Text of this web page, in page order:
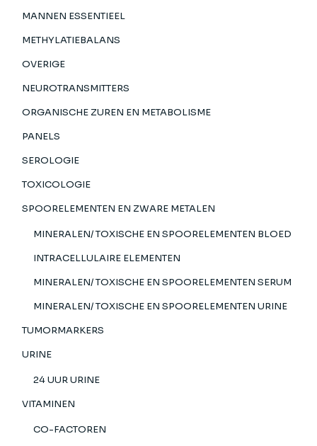
MANNEN ESSENTIEEL
METHYLATIEBALANS
OVERIGE
NEUROTRANSMITTERS
ORGANISCHE ZUREN EN METABOLISME
PANELS
SEROLOGIE
TOXICOLOGIE
SPOORELEMENTEN EN ZWARE METALEN
MINERALEN/ TOXISCHE EN SPOORELEMENTEN BLOED
INTRACELLULAIRE ELEMENTEN
MINERALEN/ TOXISCHE EN SPOORELEMENTEN SERUM
MINERALEN/ TOXISCHE EN SPOORELEMENTEN URINE
TUMORMARKERS
URINE
24 UUR URINE
VITAMINEN
CO-FACTOREN